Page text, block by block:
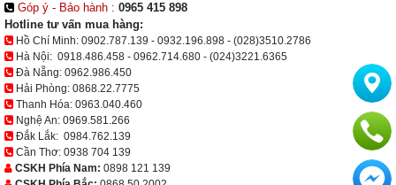
Góp ý - Bảo hành : 0965 415 898
Hotline tư vấn mua hàng:
Hồ Chí Minh: 0902.787.139 - 0932.196.898 - (028)3510.2786
Hà Nội: 0918.486.458 - 0962.714.680 - (024)3221.6365
Đà Nẵng: 0962.986.450
Hải Phòng: 0868.22.7775
Thanh Hóa: 0963.040.460
Nghệ An: 0969.581.266
Đắk Lắk: 0984.762.139
Cần Thơ: 0938 704 139
CSKH Phía Nam: 0898 121 139